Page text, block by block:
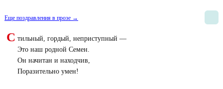
Еще поздравления в прозе →
С тильный, гордый, неприступный —
Это наш родной Семен.
Он начитан и находчив,
Поразительно умен!